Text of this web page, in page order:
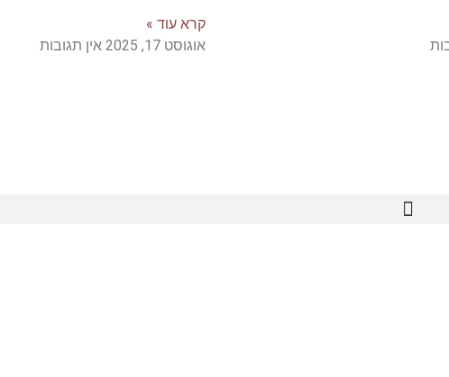
קרא עוד »
אוגוסט 17, 2025
אין תגובות